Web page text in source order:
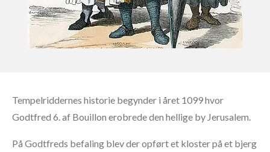
Tempelriddernes historie begynder i året 1099 hvor
Godtfred 6. af Bouillon erobrede den hellige by Jerusalem.
På Godtfreds befaling blev der opført et kloster på et bjerg